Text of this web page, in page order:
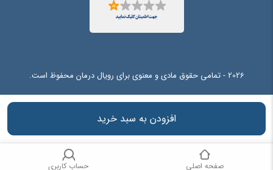
افزودن به سبد خرید
2026 - تمامی حقوق مادی و معنوی برای رویال درمان محفوظ است.
صفحه اصلی حساب کاربری